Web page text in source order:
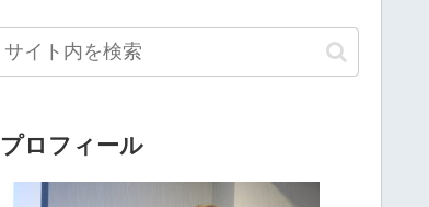
プロフィール